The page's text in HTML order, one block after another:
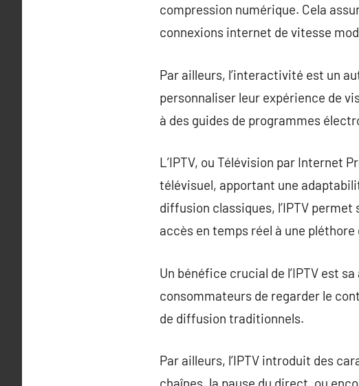
compression numérique. Cela
connexions internet de vitesse
Par ailleurs, l’interactivité est un
personnaliser leur expérience de
à des guides de programmes
L’IPTV, ou Télévision par Internet
télévisuel, apportant une
diffusion classiques, l’IPTV
accès en temps réel à une pléthore
Un bénéfice crucial de l’IPTV est
consommateurs de regarder le
de diffusion traditionnels.
Par ailleurs, l’IPTV introduit des